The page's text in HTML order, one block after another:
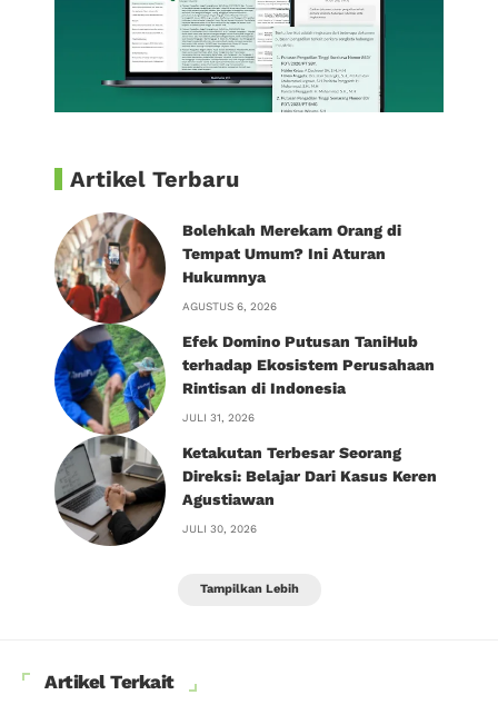
Artikel Terbaru
Bolehkah Merekam Orang di
Tempat Umum? Ini Aturan
Hukumnya
AGUSTUS 6, 2026
Efek Domino Putusan TaniHub
terhadap Ekosistem Perusahaan
Rintisan di Indonesia
JULI 31, 2026
Ketakutan Terbesar Seorang
Direksi: Belajar Dari Kasus Keren
Agustiawan
JULI 30, 2026
Tampilkan Lebih
Artikel Terkait